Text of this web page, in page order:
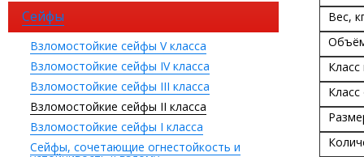
Сейфы
Взломостойкие сейфы V класса
Взломостойкие сейфы IV класса
Взломостойкие сейфы III класса
Взломостойкие сейфы II класса
Взломостойкие сейфы I класса
Сейфы, сочетающие огнестойкость и
Вес,
Класс